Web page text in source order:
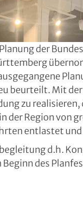
der
beurteilt. Mit
zu
der Region von
entlastet
d.h.
des